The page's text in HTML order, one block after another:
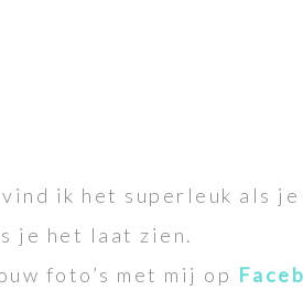
ik het superleuk als
je het laat zien.
foto’s met mij op